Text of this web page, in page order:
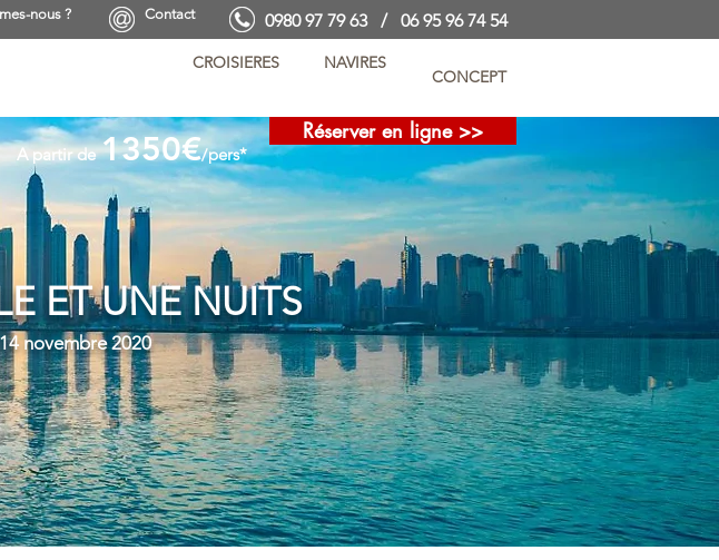
nous ? Contact 0980 97 79 63 / 06 95 96 74 54
CROISIERES NAVIRES
CONCEPT
A partir de 1350€/pers*
Réserver en ligne >>
ET UNE NUITS
novembre 2020